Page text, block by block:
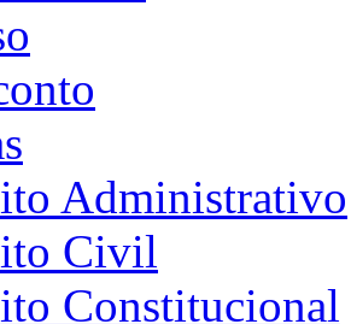
Administrativo
Civil
Constitucional